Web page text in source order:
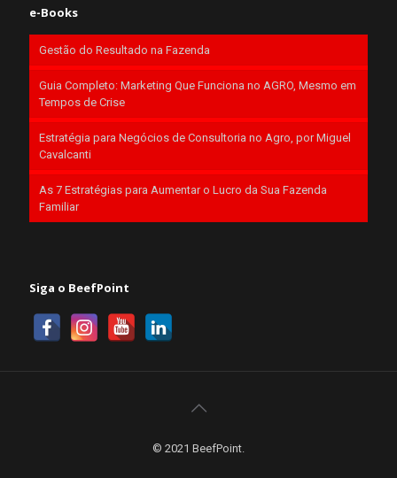
e-Books
Gestão do Resultado na Fazenda
Guia Completo: Marketing Que Funciona no AGRO, Mesmo em
Tempos de Crise
Estratégia para Negócios de Consultoria no Agro, por Miguel
Cavalcanti
As 7 Estratégias para Aumentar o Lucro da Sua Fazenda
Familiar
Siga o BeefPoint
© 2021 BeefPoint.